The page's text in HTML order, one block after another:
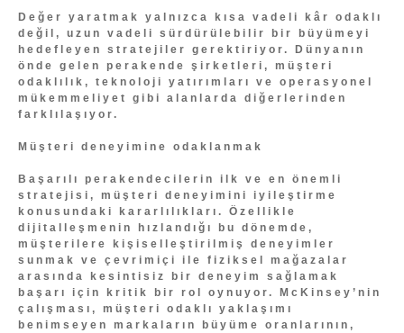
Değer yaratmak yalnızca kısa vadeli kâr odaklı
değil, uzun vadeli sürdürülebilir bir büyümeyi
hedefleyen stratejiler gerektiriyor. Dünyanın
önde gelen perakende şirketleri, müşteri
odaklılık, teknoloji yatırımları ve operasyonel
mükemmeliyet gibi alanlarda diğerlerinden
farklılaşıyor.
Müşteri deneyimine odaklanmak
Başarılı perakendecilerin ilk ve en önemli
stratejisi, müşteri deneyimini iyileştirme
konusundaki kararlılıkları. Özellikle
dijitalleşmenin hızlandığı bu dönemde,
müşterilere kişiselleştirilmiş deneyimler
sunmak ve çevrimiçi ile fiziksel mağazalar
arasında kesintisiz bir deneyim sağlamak
başarı için kritik bir rol oynuyor. McKinsey’nin
çalışması, müşteri odaklı yaklaşımı
benimseyen markaların büyüme oranlarının,